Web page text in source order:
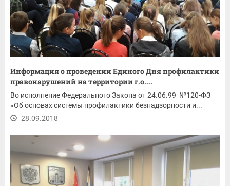
Информация о проведении Единого Дня профилактики
правонарушений на территории г.о....
Во исполнение Федерального Закона от 24.06.99 №120-ФЗ
«Об основах системы профилактики безнадзорности и...
28.09.2018